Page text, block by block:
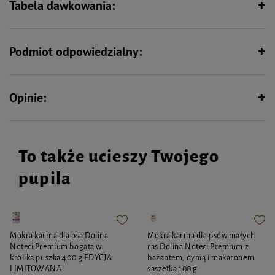
Tabela dawkowania:
Podmiot odpowiedzialny:
Opinie:
To także ucieszy Twojego
pupila
Mokra karma dla psa Dolina
Noteci Premium bogata w
królika puszka 400 g EDYCJA
LIMITOWANA
Mokra karma dla psów małych
ras Dolina Noteci Premium z
bażantem, dynią i makaronem
saszetka 100 g